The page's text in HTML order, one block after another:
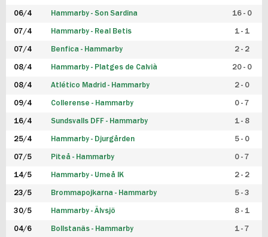
06/4 Hammarby - Son Sardina 16 - 0
07/4 Hammarby - Real Betis 1 - 1
07/4 Benfica - Hammarby 2 - 2
08/4 Hammarby - Platges de Calvià 20 - 0
08/4 Atlético Madrid - Hammarby 2 - 0
09/4 Collerense - Hammarby 0 - 7
16/4 Sundsvalls DFF - Hammarby 1 - 8
25/4 Hammarby - Djurgården 5 - 0
07/5 Piteå - Hammarby 0 - 7
14/5 Hammarby - Umeå IK 2 - 2
23/5 Brommapojkarna - Hammarby 5 - 3
30/5 Hammarby - Älvsjö 8 - 1
04/6 Bollstanäs - Hammarby 1 - 7